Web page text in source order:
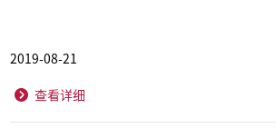
2019-08-21
查看详细